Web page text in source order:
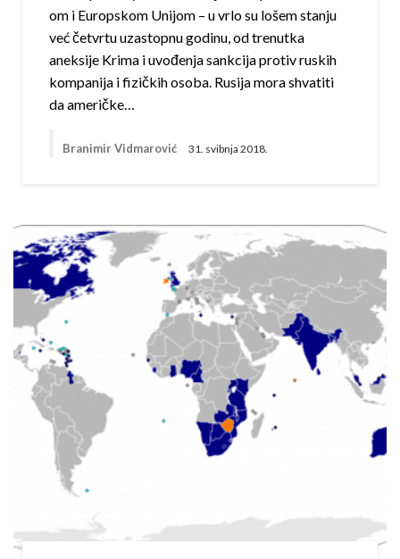
om i Europskom Unijom – u vrlo su lošem stanju
već četvrtu uzastopnu godinu, od trenutka
aneksije Krima i uvođenja sankcija protiv ruskih
kompanija i fizičkih osoba. Rusija mora shvatiti
da američke…
Branimir Vidmarović 31. svibnja 2018.